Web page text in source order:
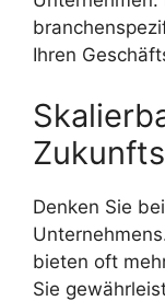
Ihren
Denken Sie
bieten oft
Sie